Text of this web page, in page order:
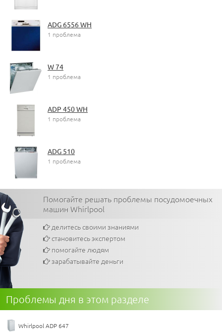
ADG 6556 WH
1 проблема
W 74
1 проблема
ADP 450 WH
1 проблема
ADG 510
1 проблема
Помогайте решать проблемы посудомоечных
машин Whirlpool
делитесь своими знаниями
становитесь экспертом
помогайте людям
зарабатывайте деньги
Проблемы дня в этом разделе
Whirlpool ADP 647